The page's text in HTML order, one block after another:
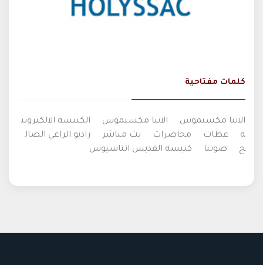
كلمات مفتاحية
الانبا مكسيموس الانبا مكسيموس
الكنيسة الالكتروني
ة
عظات محاضرات بث مباشر
راديو الراعي الصال
ح
صوتنا كنيسة القديس اثناسيوس